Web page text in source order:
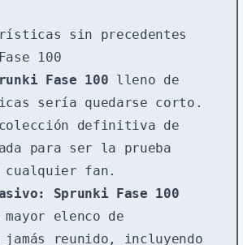
sin precedentes
100
Fase 100 lleno de
sería quedarse corto.
definitiva de
para ser la prueba
cualquier fan.
Sprunki Fase 100
elenco de
reunido, incluyendo